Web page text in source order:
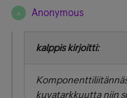
A Anonymous
kalppis kirjoitti:
kuvatarkkuutta niin